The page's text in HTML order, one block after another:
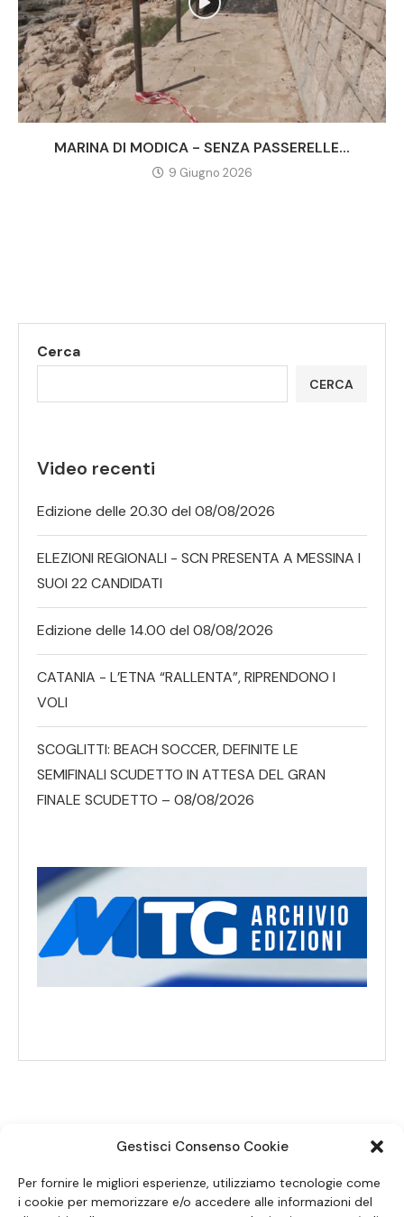
Gestisci Consenso Cookie
Per fornire le migliori esperienze, utilizziamo tecnologie come
i cookie per memorizzare e/o accedere alle informazioni del
MARINA DI MODICA - SENZA PASSERELLE...
9 Giugno 2026
Cerca
CERCA
Video recenti
Edizione delle 20.30 del 08/08/2026
ELEZIONI REGIONALI - SCN PRESENTA A MESSINA I
SUOI 22 CANDIDATI
Edizione delle 14.00 del 08/08/2026
CATANIA - L’ETNA “RALLENTA”, RIPRENDONO I
VOLI
SCOGLITTI: BEACH SOCCER, DEFINITE LE
SEMIFINALI SCUDETTO IN ATTESA DEL GRAN
FINALE SCUDETTO – 08/08/2026
SEGUICI SUI SOCIAL